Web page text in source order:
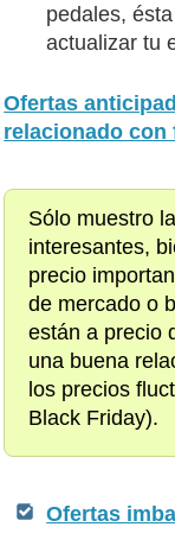
pedales,
actualizar tu
Ofertas
relacionado con
Sólo muestro
interesantes,
precio
de mercado o
están a precio
una buena
los precios
Black Friday).
Ofertas